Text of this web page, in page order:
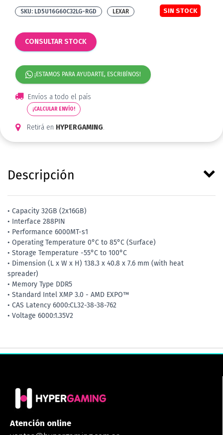
LD5U16G60C32LG-RGD SIN STOCK
LEXAR
CONSULTAR STOCK
¡ESTAMOS PARA AYUDARTE, ESCRIBÍNOS!
Envíos a todo el país
¡CALCULAR ENVÍO!
Retirá en HYPERGAMING.
Descripción
• Capacity 32GB (2x16GB)
• Interface 288PIN
• Performance 6000MT-s1
• Operating Temperature 0°C to 85°C (Surface)
• Storage Temperature -55°C to 100°C
• Dimension (L x W x H) 138.3 x 40.8 x 7.6 mm (with heat
spreader)
• Memory Type DDR5
• Standard Intel XMP 3.0 - AMD EXPO™
• CAS Latency 6000:CL32-38-38-762
• Voltage 6000:1.35V2
Atención online